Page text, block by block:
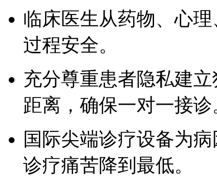
临床医生从药物、心
过程安全。
充分尊重患者隐私建
距离，确保一对一接诊
国际尖端诊疗设备为
诊疗痛苦降到最低。